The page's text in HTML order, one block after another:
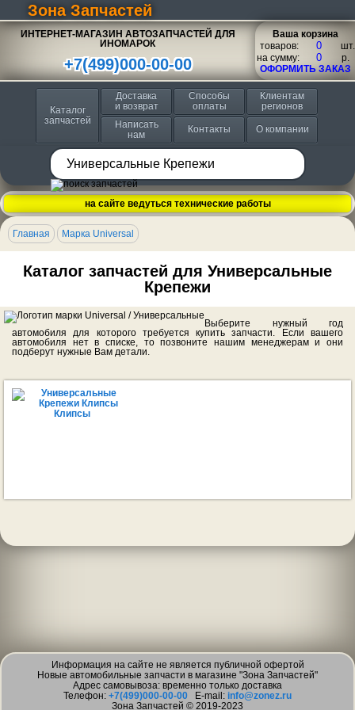
Зона Запчастей
ИНТЕРНЕТ-МАГАЗИН АВТОЗАПЧАСТЕЙ ДЛЯ
ИНОМАРОК
+7(499)000-00-00
Ваша корзина
товаров:
шт.
на сумму:
p.
ОФОРМИТЬ ЗАКАЗ
Каталог
запчастей
Доставка
и возврат
Способы
оплаты
Клиентам
регионов
Написать
нам
Контакты О компании
на сайте ведуться технические работы
Главная Марка Universal
Каталог запчастей для Универсальные
Крепежи
Выберите нужный год
автомобиля для которого требуется купить запчасти. Если вашего
автомобиля нет в списке, то позвоните нашим менеджерам и они
подберут нужные Вам детали.
Клипсы
Информация на сайте не является публичной офертой
Новые автомобильные запчасти в магазине "Зона Запчастей"
Адрес самовывоза: временно только доставка
Телефон: +7(499)000-00-00 E-mail: info@zonez.ru
Зона Запчастей © 2019-2023